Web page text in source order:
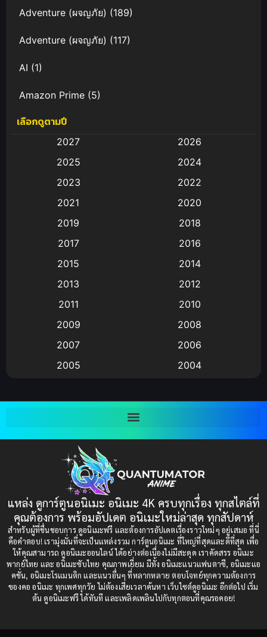
Adventure (ผจญภัย) (189)
Adventure (ผจญภัย) (117)
AI (1)
Amazon Prime (5)
Anal (ประตูหลัง)
Animation การ์ตูน
Animation อนิเมะ
Animation แอนิเมชัน
(9)
Big tits (นมใหญ่)
Bitch (ผู้หญิงร่าน)
Bondage (ทาส)(1)
(1)
Censored (เซ็นเซอร์)(19)
Comedy (ตลก)(235)
Comedy (ตลก)(85)
Comic Book การ์ตูน(1)
เลือกดูตามปี
2027
2026
2025
2024
2023
2022
2021
2020
2019
2018
2017
2016
2015
2014
2013
2012
2011
2010
2009
2008
2007
2006
2005
2004
2001
2000
1997
1993
1991
1989
1988
1987
1985
1984
1983
1982
1981
1980
1979
แหล่ง ดูการ์ตูนอนิเมะ อนิเมะ 4K ครบทุกเรื่อง ทุกสไตล์ที่
คุณต้องการ พร้อมอัปเดต อนิเมะใหม่ล่าสุด ทุกสัปดาห์
สำหรับผู้ที่ชื่นชอบการ ดูอนิเมะฟรี และต้องการอัปเดตเรื่องราวใหม่ๆ อยู่เสมอ ที่นี่
คือคำตอบ! เรามุ่งมั่นที่จะเป็นแหล่งรวม การ์ตูนอนิเมะ ที่ใหญ่ที่สุดและดีที่สุด เพื่อ
ให้คุณสามารถ ดูอนิเมะออนไลน์ ได้อย่างต่อเนื่องไม่มีสะดุด เราคัดสรร อนิเมะ
พากย์ไทย และ อนิเมะซับไทย คุณภาพเยี่ยม มีทั้ง อนิเมะแนวแฟนตาซี, อนิเมะแอ
คชั่น, อนิเมะโรแมนติก และแนวอื่นๆ ที่หลากหลาย ตอบโจทย์ทุกความต้องการ
ของคอ อนิเมะ ทุกเพศทุกวัย ไม่ต้องเสียเวลาค้นหา เว็บไซต์ดูอนิเมะ อีกต่อไป เริ่ม
ต้น ดูอนิเมะฟรี ได้ทันที และเพลิดเพลินไปกับทุกตอนที่คุณรอคอย!